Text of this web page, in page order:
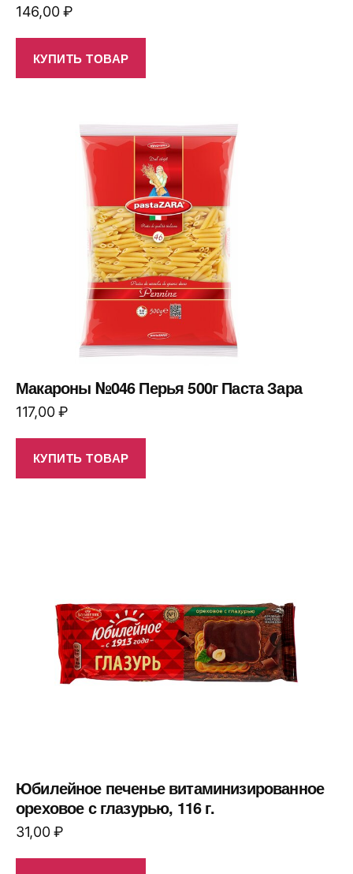
146,00₽
КУПИТЬ ТОВАР
Макароны №046 Перья 500г Паста Зара
117,00₽
КУПИТЬ ТОВАР
Юбилейное печенье витаминизированное
ореховое с глазурью, 116 г.
31,00₽